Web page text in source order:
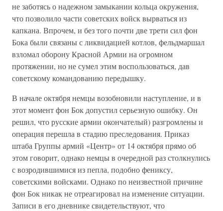
не заботясь о надежном замыкании кольца окружения,
что позволило части советских войск вырваться из
капкана. Впрочем, и без того почти две трети сил фон
Бока были связаны с ликвидацией котлов, фельдмаршал
взломал оборону Красной Армии на огромном
протяжении, но не сумел этим воспользоваться, дав
советскому командованию передышку.
В начале октября немцы возобновили наступление, и в
этот момент фон Бок допустил серьезную ошибку. Он
решил, что русские армии окончателый) разгромлены и
операция перешла в стадию преследования. Приказ
штаба Группы армий «Центр» от 14 октября прямо об
этом говорит, однако немцы в очередной раз столкнулись
с возродившимися из пепла, подобно фениксу,
советскими войсками. Однако по неизвестной причине
фон Бок никак не отреагировал на изменение ситуации.
Записи в его дневнике свидетельствуют, что